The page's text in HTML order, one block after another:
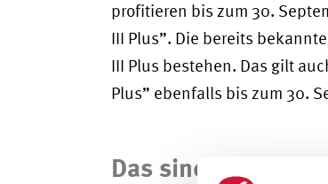
profitieren bis zum 30.
III Plus”. Die bereits
III Plus bestehen. Das gilt
Plus” ebenfalls bis zum 30.
Das sind die